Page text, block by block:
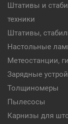
Штативы и
техники
Штативы,
Настольные
Метеостанции,
Зарядные
Толщиномеры
Пылесосы
Карнизы для